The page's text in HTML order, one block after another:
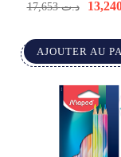
د.ت17,653
AJOUTER AU